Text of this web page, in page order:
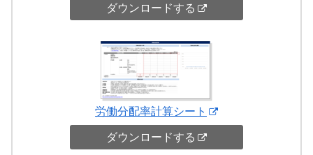
ダウンロードする
労働分配率計算シート
ダウンロードする